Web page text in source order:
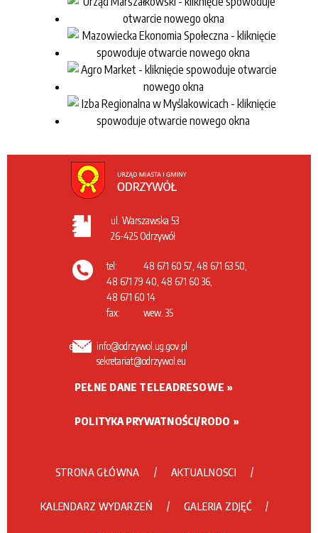
ul. Warszawska 53
26-425 Odrzywół
tel:
48 671 60 57, 48 671 63 50,
48 671 79 40, 48 671 60 36,
48 671 60 14
fax:
wew. 35
email: info@odrzywol.ug.gov.pl
sekretariat@odrzywol.eu
PEŁNE DANE TELEADRESOWE
POLITYKA PRYWATNOŚCI/RODO
STRONA GŁÓWNA AKTUALNOSCI
KALENDARZ WYDARZEŃ GALERIA ZDJĘĆ